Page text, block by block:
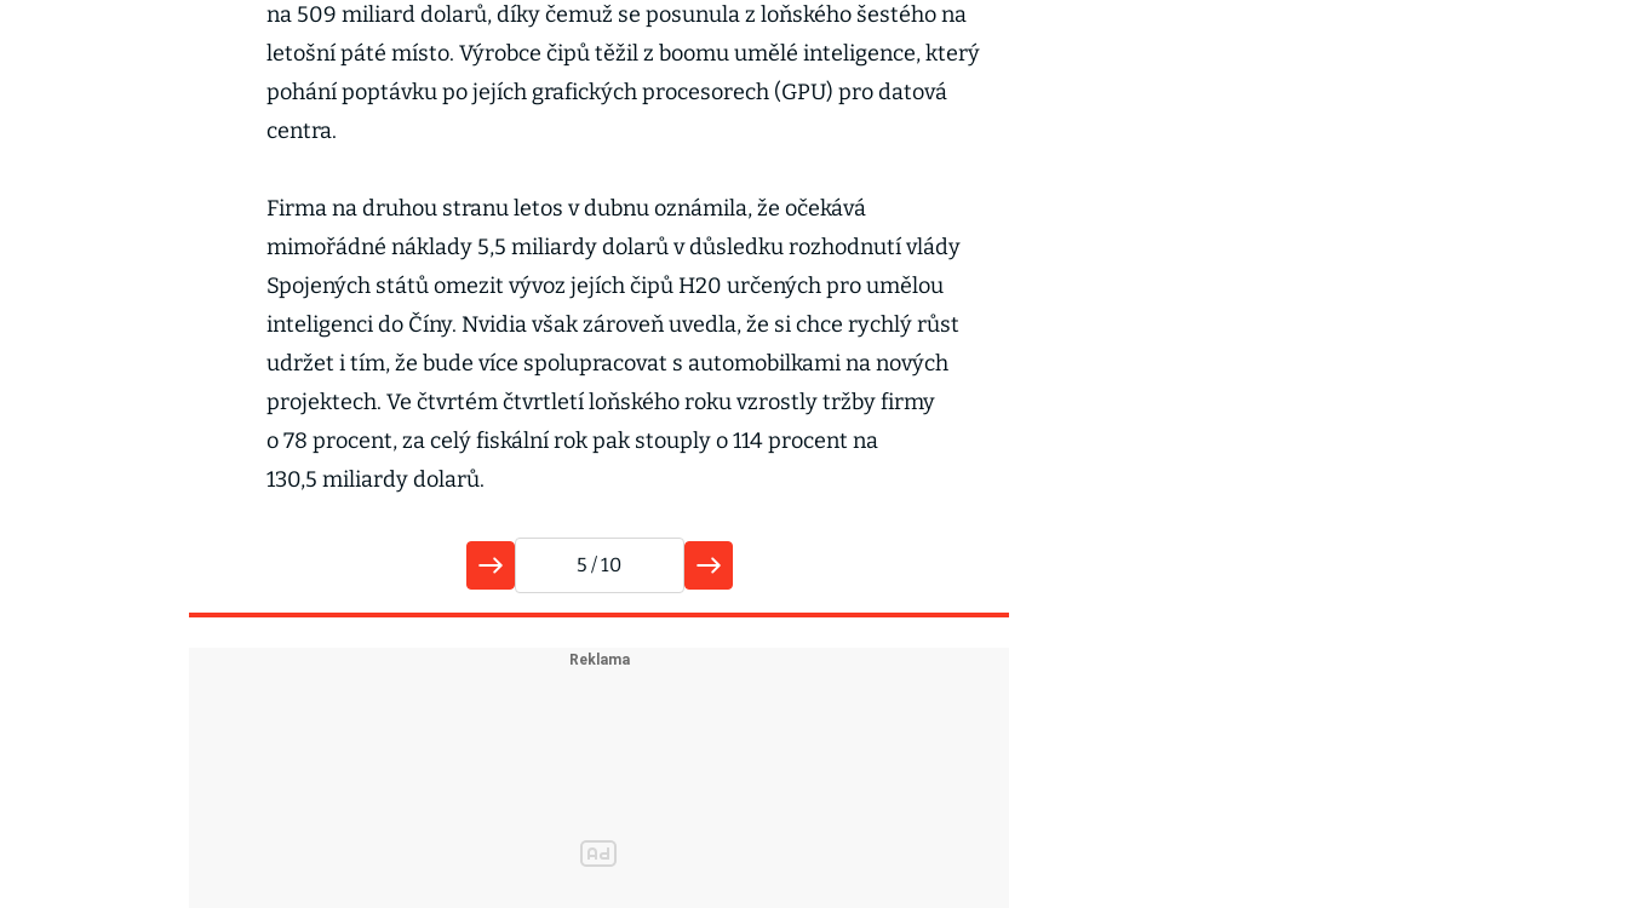
na 509 miliard dolarů, díky čemuž se posunula z loňského šestého na
letošní páté místo. Výrobce čipů těžil z boomu umělé inteligence, který
pohání poptávku po jejích grafických procesorech (GPU) pro datová
centra.
Firma na druhou stranu letos v dubnu oznámila, že očekává
mimořádné náklady 5,5 miliardy dolarů v důsledku rozhodnutí vlády
Spojených států omezit vývoz jejích čipů H20 určených pro umělou
inteligenci do Číny. Nvidia však zároveň uvedla, že si chce rychlý růst
udržet i tím, že bude více spolupracovat s automobilkami na nových
projektech. Ve čtvrtém čtvrtletí loňského roku vzrostly tržby firmy
o 78 procent, za celý fiskální rok pak stouply o 114 procent na
130,5 miliardy dolarů.
5 / 10